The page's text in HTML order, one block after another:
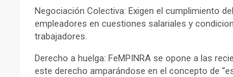
Negociación Colectiva: Exigen el cumplimiento
empleadores en cuestiones salariales y
trabajadores.
Derecho a huelga: FeMPINRA se opone a las
este derecho amparándose en el concepto de